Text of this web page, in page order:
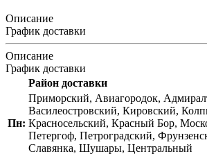
Описание
График доставки
Описание
График доставки
Район доставки
Пн:
Приморский, Авиагородок,
Василеостровский, Кировский,
Красносельский, Красный Бор,
Петергоф, Петроградский,
Славянка, Шушары, Центральный